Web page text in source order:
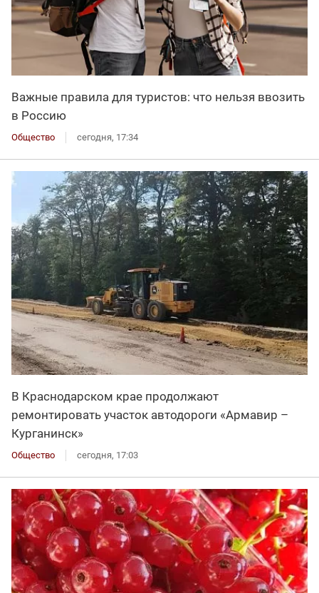
Важные правила для туристов: что нельзя ввозить
в Россию
Общество сегодня, 17:34
В Краснодарском крае продолжают
ремонтировать участок автодороги «Армавир –
Курганинск»
Общество сегодня, 17:03